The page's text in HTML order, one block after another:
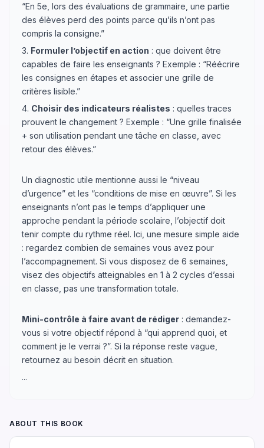
“En 5e, lors des évaluations de grammaire, une partie
des élèves perd des points parce qu’ils n’ont pas
compris la consigne.”
3. Formuler l’objectif en action : que doivent être
capables de faire les enseignants ? Exemple : “Réécrire
les consignes en étapes et associer une grille de
critères lisible.”
4. Choisir des indicateurs réalistes : quelles traces
prouvent le changement ? Exemple : “Une grille finalisée
+ son utilisation pendant une tâche en classe, avec
retour des élèves.”
Un diagnostic utile mentionne aussi le “niveau
d’urgence” et les “conditions de mise en œuvre”. Si les
enseignants n’ont pas le temps d’appliquer une
approche pendant la période scolaire, l’objectif doit
tenir compte du rythme réel. Ici, une mesure simple aide
: regardez combien de semaines vous avez pour
l’accompagnement. Si vous disposez de 6 semaines,
visez des objectifs atteignables en 1 à 2 cycles d’essai
en classe, pas une transformation totale.
Mini-contrôle à faire avant de rédiger : demandez-
vous si votre objectif répond à “qui apprend quoi, et
comment je le verrai ?”. Si la réponse reste vague,
retournez au besoin décrit en situation.
...
ABOUT THIS BOOK